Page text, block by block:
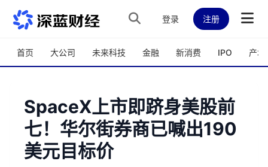
跳转到主内容
登录 注册
首页 大公司 未来科技 金融 新消费 IPO 产城
SpaceX上市即跻身美股前
七！华尔街券商已喊出190
美元目标价